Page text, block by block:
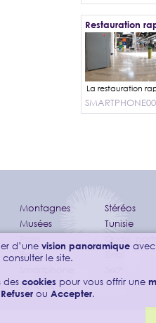
Restauration
Montagnes
Musées
Ponts
Sonores
Stéréos
Tunisie
Zinal
d’une vision panoramique
le site.
des cookies pour vous offrir une
Refuser ou Accepter.